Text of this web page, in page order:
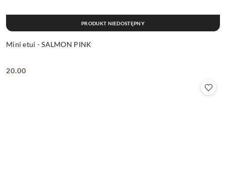
Mini etui - SALMON PINK
Cena:
20.00
PRODUKT NIEDOSTĘPNY